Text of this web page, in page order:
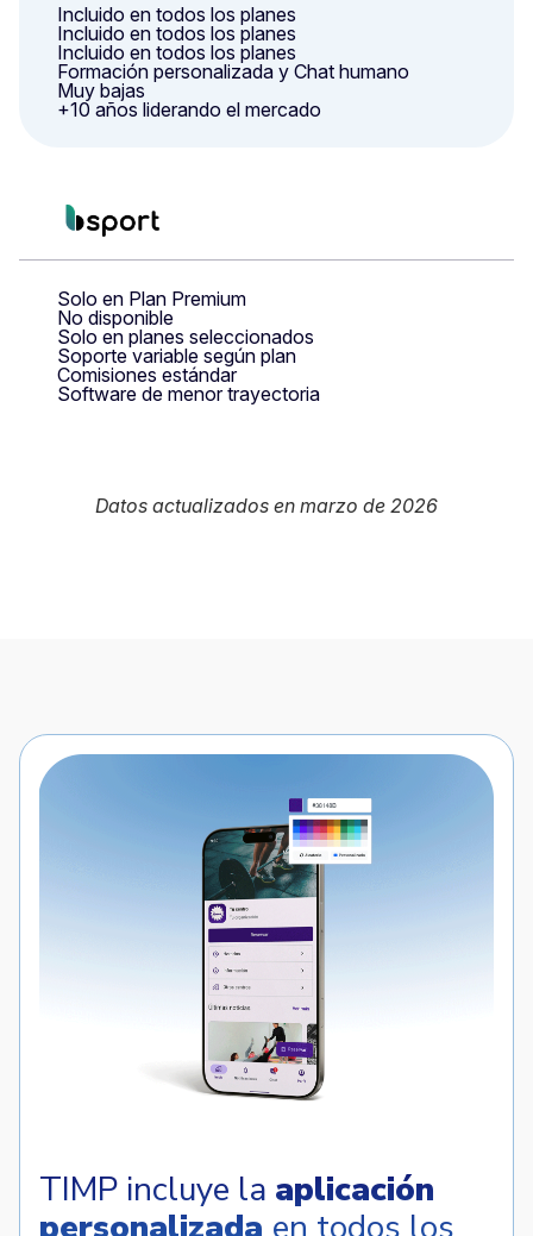
Incluido en todos los planes
Incluido en todos los planes
Incluido en todos los planes
Formación personalizada y Chat humano
Muy bajas
+10 años liderando el mercado
Solo en Plan Premium
No disponible
Solo en planes seleccionados
Soporte variable según plan
Comisiones estándar
Software de menor trayectoria
Datos actualizados en marzo de 2026
TIMP incluye la aplicación